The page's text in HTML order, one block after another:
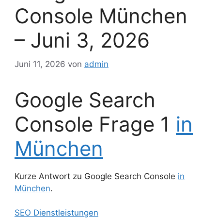
Console München
– Juni 3, 2026
Juni 11, 2026 von admin
Google Search
Console Frage 1 in
München
Kurze Antwort zu Google Search Console in
München.
SEO Dienstleistungen